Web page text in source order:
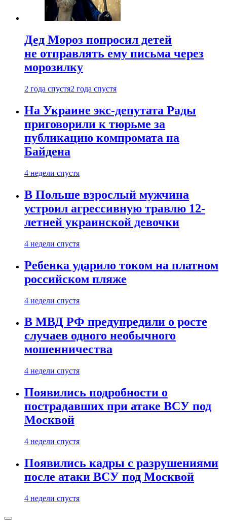
Дед Мороз попросил детей
не отправлять ему письма через
морозилку
2 года спустя2 года спустя
На Украине экс-депутата Рады
приговорили к тюрьме за
публикацию компромата на
Байдена
4 недели спустя
В Польше взрослый мужчина
устроил агрессивную травлю 12-
летней украинской девочки
4 недели спустя
Ребенка ударило током на платном
российском пляже
4 недели спустя
В МВД РФ предупредили о росте
случаев одного необычного
мошенничества
4 недели спустя
Появились подробности о
пострадавших при атаке ВСУ под
Москвой
4 недели спустя
Появились кадры с разрушениями
после атаки ВСУ под Москвой
4 недели спустя